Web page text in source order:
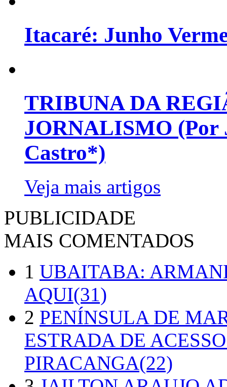
Itacaré: Junho
TRIBUNA DA
JORNALISMO (Por
Castro*)
Veja mais artigos
PUBLICIDADE
MAIS COMENTADOS
1 UBAITABA:
AQUI(31)
2 PENÍNSULA DE
ESTRADA DE
PIRACANGA(22)